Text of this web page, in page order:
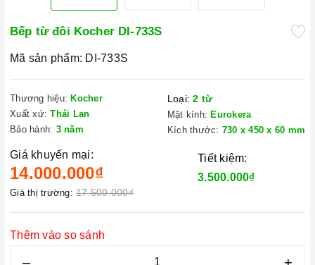
Bếp từ đôi Kocher DI-733S
Mã sản phẩm: DI-733S
Thương hiệu: Kocher
Xuất xứ: Thái Lan
Bảo hành: 3 năm
Loại: 2 từ
Mặt kính: Eurokera
Kích thước: 730 x 450 x 60 mm
Giá khuyến mại:
14.000.000₫
Giá thị trường: 17.500.000₫
Tiết kiệm:
3.500.000₫
Thêm vào so sánh
– +